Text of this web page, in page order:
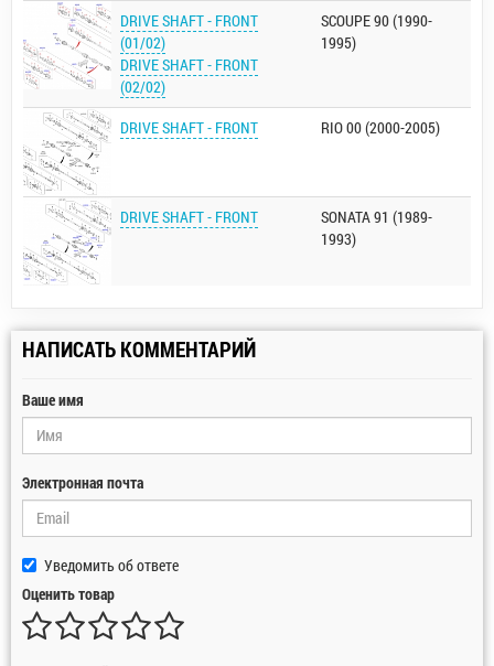
DRIVE SHAFT - FRONT
(01/02)
DRIVE SHAFT - FRONT
(02/02)
SCOUPE 90 (1990-
1995)
DRIVE SHAFT - FRONT RIO 00 (2000-2005)
DRIVE SHAFT - FRONT
SONATA 91 (1989-
1993)
НАПИСАТЬ КОММЕНТАРИЙ
Ваше имя
Электронная почта
Уведомить об ответе
Оценить товар